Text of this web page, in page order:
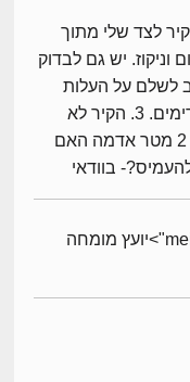
הקיר לצד שלי מתוך
וניקוז. יש גם לבדוק
הוא מחיוב לשלם על העלות
המקורית של הגדר?- בוודאי, ע"פ תקדימים. 3. הקיר לא
תוכנן לעומסי אדמה בטח לא של מעל 2 מטר אדמה האם
בוודאי
ארז מירב -meirav.com" target="_blank">יועץ מומחה